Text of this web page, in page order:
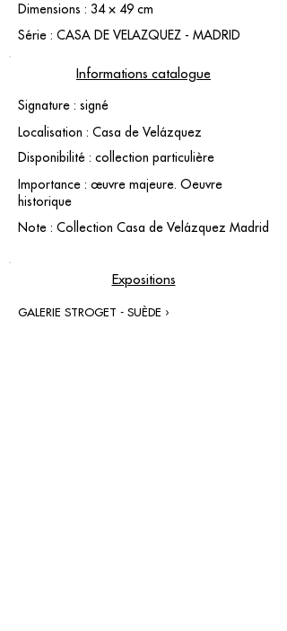
Dimensions : 34 × 49 cm
Série : CASA DE VELAZQUEZ - MADRID
Informations catalogue
Signature : signé
Localisation : Casa de Velázquez
Disponibilité : collection particulière
Importance : œuvre majeure. Oeuvre
historique
Note : Collection Casa de Velázquez Madrid
Expositions
GALERIE STROGET - SUÈDE ›